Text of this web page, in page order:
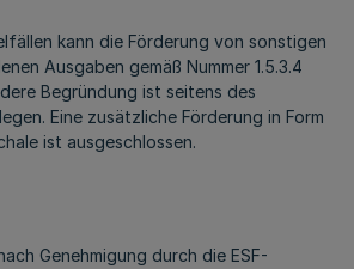
kann die Förderung von sonstigen
Ausgaben gemäß Nummer 1.5.3.4
Begründung ist seitens des
Eine zusätzliche Förderung in Form
ist ausgeschlossen.
Genehmigung durch die ESF-